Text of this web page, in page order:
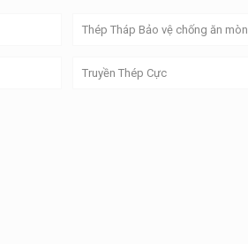
Thép Tháp Bảo vệ chống ăn mòn
Truyền Thép Cực